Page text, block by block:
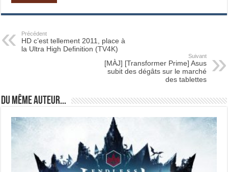
Précédent
HD c’est tellement 2011, place à
la Ultra High Definition (TV4K)
Suivant
[MÀJ] [Transformer Prime] Asus
subit des dégâts sur le marché
des tablettes
Du même auteur...